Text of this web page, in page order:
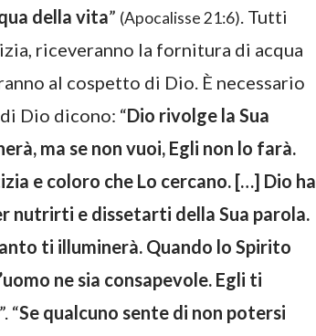
della vita” (Apocalisse 21:6). Tutti
riceveranno la fornitura di acqua
al cospetto di Dio. È necessario
Dio dicono: “Dio rivolge la Sua
ma se non vuoi, Egli non lo farà.
e coloro che Lo cercano. […] Dio ha
nutrirti e dissetarti della Sua parola.
ti illuminerà. Quando lo Spirito
ne sia consapevole. Egli ti
”. “Se qualcuno sente di non potersi